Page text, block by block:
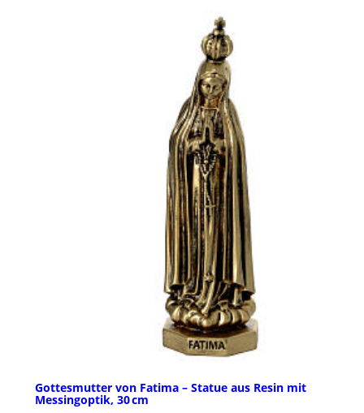
Gottesmutter von Fatima – Statue aus Resin mit
Messingoptik, 30 cm